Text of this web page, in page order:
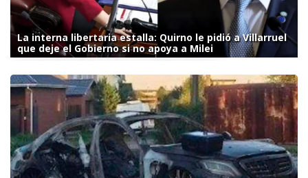
La interna libertaria estalla: Quirno le pidió a Villarruel
que deje el Gobierno si no apoya a Milei